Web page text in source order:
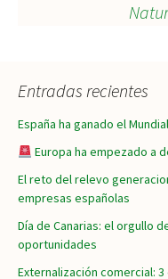
entradas
Entradas recientes
España ha ganado el
Europa ha empezado a
El reto del relevo
empresas españolas
Día de Canarias: el orgullo
oportunidades
Externalización comercial: